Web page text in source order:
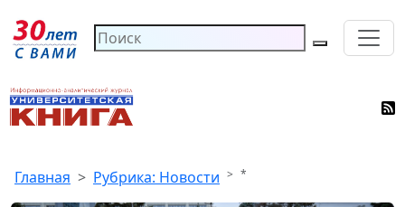
Главная Рубрика: Новости *